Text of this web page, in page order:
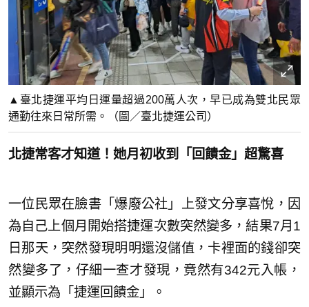
▲臺北捷運平均日運量超過200萬人次，早已成為雙北民眾
通勤往來日常所需。（圖／臺北捷運公司）
北捷常客才知道！她月初收到「回饋金」 超驚喜
一位民眾在臉書「爆廢公社」上發文分享喜悅，因
為自己上個月開始搭捷運次數突然變多，結果7月1
日那天，突然發現明明還沒儲值，卡裡面的錢卻突
然變多了，仔細一查才發現，竟然有342元入帳，
並顯示為「捷運回饋金」。